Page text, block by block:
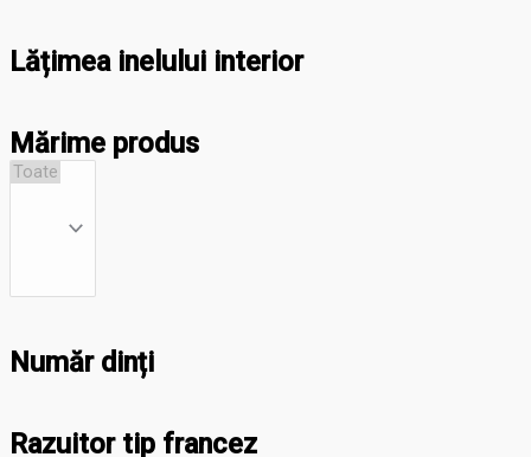
Lățimea inelului interior
Mărime produs
Număr dinți
Razuitor tip francez